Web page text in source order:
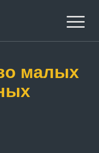
малых